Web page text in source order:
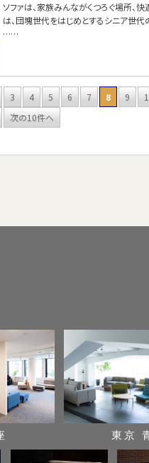
ソファは、家族みんながくつろぐ場所、
は、団塊世代をはじめとするシニア世
……
3 4 5 6 7 8 9
次の10件へ
東京